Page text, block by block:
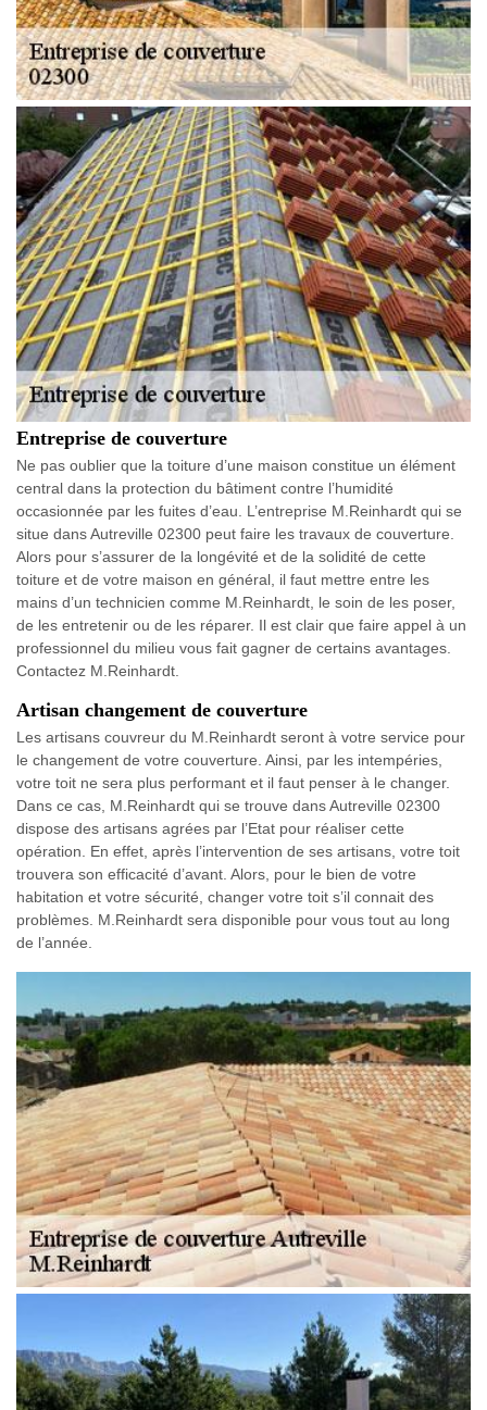
Entreprise de couverture
Ne pas oublier que la toiture d’une maison constitue un élément
central dans la protection du bâtiment contre l’humidité
occasionnée par les fuites d’eau. L’entreprise M.Reinhardt qui se
situe dans Autreville 02300 peut faire les travaux de couverture.
Alors pour s’assurer de la longévité et de la solidité de cette
toiture et de votre maison en général, il faut mettre entre les
mains d’un technicien comme M.Reinhardt, le soin de les poser,
de les entretenir ou de les réparer. Il est clair que faire appel à un
professionnel du milieu vous fait gagner de certains avantages.
Contactez M.Reinhardt.
Artisan changement de couverture
Les artisans couvreur du M.Reinhardt seront à votre service pour
le changement de votre couverture. Ainsi, par les intempéries,
votre toit ne sera plus performant et il faut penser à le changer.
Dans ce cas, M.Reinhardt qui se trouve dans Autreville 02300
dispose des artisans agrées par l’Etat pour réaliser cette
opération. En effet, après l’intervention de ses artisans, votre toit
trouvera son efficacité d’avant. Alors, pour le bien de votre
habitation et votre sécurité, changer votre toit s’il connait des
problèmes. M.Reinhardt sera disponible pour vous tout au long
de l’année.